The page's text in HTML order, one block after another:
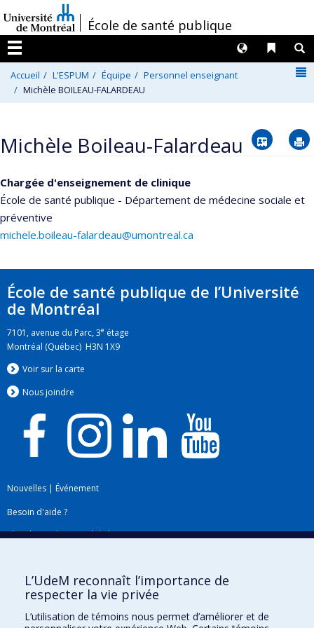
au
contenu
/École de santé publique
Menu
Liens
Langues
Accueil L'ESPUM Équipe
Personnel enseignant
Michèle BOILEAU-FALARDEAU
Michèle Boileau-Falardeau Vcard
Chargée d'enseignement de clinique
École de santé publique - Département de médecine sociale et
préventive
michele.boileau-falardeau@umontreal.ca
École de santé publique de l’Université
de Montréal
7101, avenue du Parc, 3e étage
Montréal (Québec) H3N 1X9
Voir sur la carte
Nous joindre
Nouvelles | Événement
Besoin d'aide ?
Plan du site|Accessibilité
L’UdeM reconnaît l’importance de
respecter la vie privée
L’utilisation de témoins nous permet d’améliorer et de